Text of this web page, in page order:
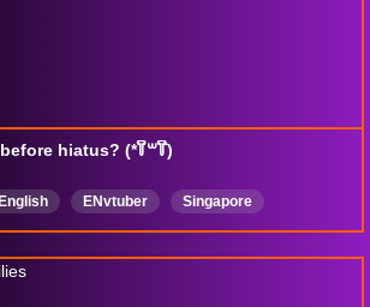
hiatus? (*꒦ິ꒳꒦ີ)
ENvtuber
Singapore
chill learning
skillissue